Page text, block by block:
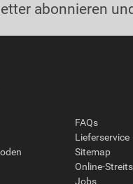
abonnieren
FAQs
Lieferservice
Sitemap
Online-
Jobs